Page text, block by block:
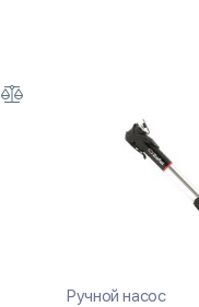
Ручной насос